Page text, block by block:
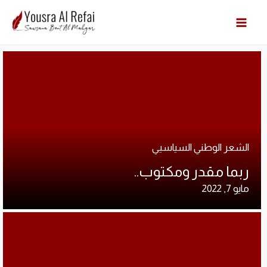
الشعر الوطني السياسيي
ربما مقدر ومكتوب..
مايو 7, 2022